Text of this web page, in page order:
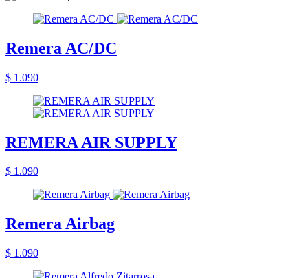
Remera AC/DC
$ 1.090
REMERA AIR SUPPLY
$ 1.090
Remera Airbag
$ 1.090